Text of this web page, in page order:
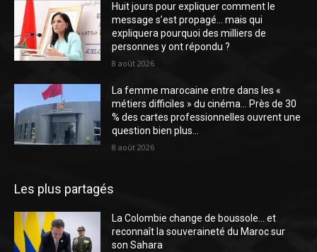
Huit jours pour expliquer comment le
message s’est propagé… mais qui
expliquera pourquoi des milliers de
personnes y ont répondu ?
8 août 2026
La femme marocaine entre dans les «
métiers difficiles » du cinéma… Près de 30
% des cartes professionnelles ouvrent une
question bien plus...
8 août 2026
Les plus partagés
La Colombie change de boussole… et
reconnaît la souveraineté du Maroc sur
son Sahara